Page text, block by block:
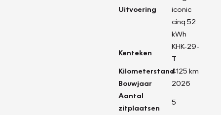
Uitvoering
iconic
cinq 52
kWh
Kenteken
KHK-29-
T
Kilometerstand4125 km
Bouwjaar
2026
Aantal
zitplaatsen
5